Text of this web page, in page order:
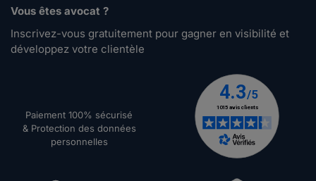
Vous êtes avocat ?
Inscrivez-vous gratuitement pour gagner en visibilité et
développez votre clientèle
Paiement 100% sécurisé
& Protection des données
personnelles